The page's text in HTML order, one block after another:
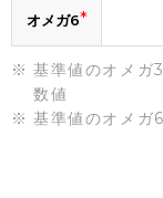
オメガ6*
基準値のオメ
数値
基準値のオメガ